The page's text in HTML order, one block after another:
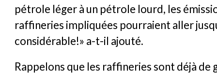
pétrole léger à un pétrole lourd, les
raffineries impliquées pourraient aller
considérable!» a-t-il ajouté.
Rappelons que les raffineries sont déjà de